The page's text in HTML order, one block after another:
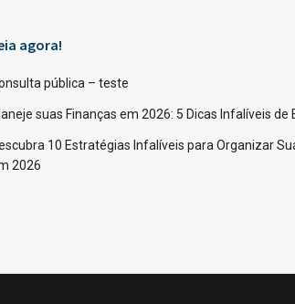
agora!
pública – teste
suas Finanças em 2026: 5 Dicas Infalíveis de
10 Estratégias Infalíveis para Organizar
2026